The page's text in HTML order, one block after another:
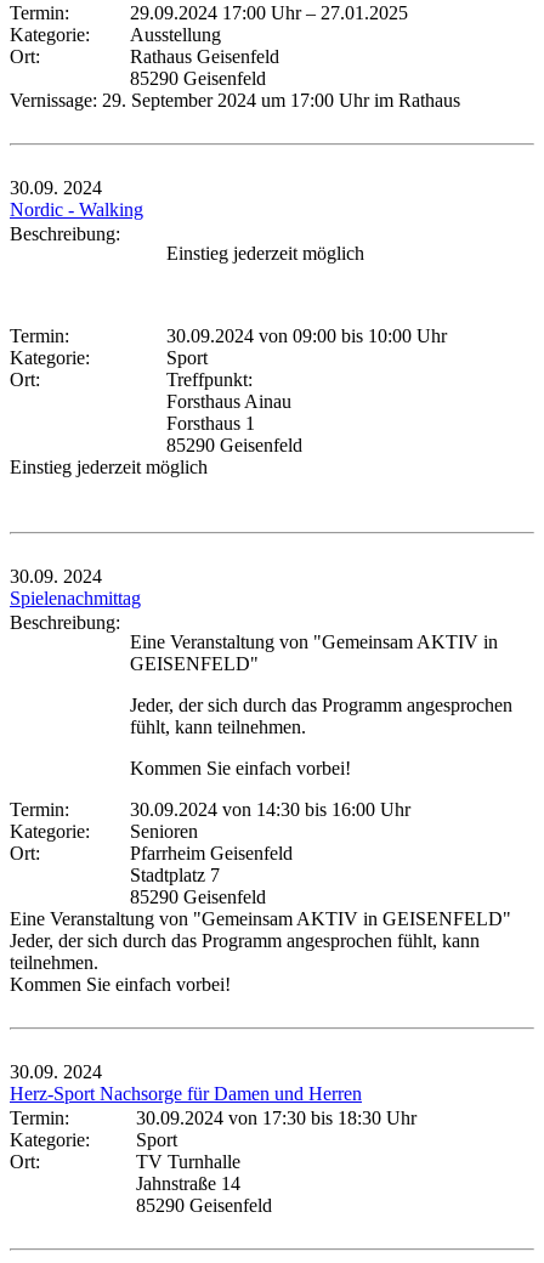
Termin:
29.09.2024 17:00 Uhr– 27.01.2025
Kategorie:
Ausstellung
Ort:
Rathaus Geisenfeld
85290 Geisenfeld
Vernissage: 29. September 2024 um 17:00 Uhr im Rathaus
30.09. 2024
Nordic - Walking
Beschreibung:
Einstieg jederzeit möglich
Termin: 30.09.2024 von 09:00 bis 10:00 Uhr
Kategorie:
Sport
Ort:
Treffpunkt:
Forsthaus Ainau
Forsthaus 1
85290 Geisenfeld
Einstieg jederzeit möglich
30.09. 2024
Spielenachmittag
Beschreibung:
Eine Veranstaltung von "Gemeinsam AKTIV in
GEISENFELD"
Jeder, der sich durch das Programm angesprochen
fühlt, kann teilnehmen.
Kommen Sie einfach vorbei!
Termin:
30.09.2024 von 14:30 bis 16:00 Uhr
Kategorie:
Senioren
Ort:
Pfarrheim Geisenfeld
Stadtplatz 7
85290 Geisenfeld
Eine Veranstaltung von "Gemeinsam AKTIV in GEISENFELD"
Jeder, der sich durch das Programm angesprochen fühlt, kann
teilnehmen.
Kommen Sie einfach vorbei!
30.09. 2024
Herz-Sport Nachsorge für Damen und Herren
Termin:
30.09.2024 von 17:30 bis 18:30 Uhr
Kategorie:
Sport
Ort:
TV Turnhalle
Jahnstraße 14
85290 Geisenfeld